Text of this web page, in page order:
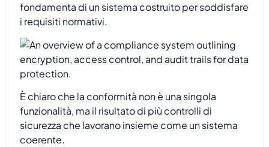
fondamenta di un sistema costruito per soddisfare
i requisiti normativi.
È chiaro che la conformità non è una singola
funzionalità, ma il risultato di più controlli di
sicurezza che lavorano insieme come un sistema
coerente.